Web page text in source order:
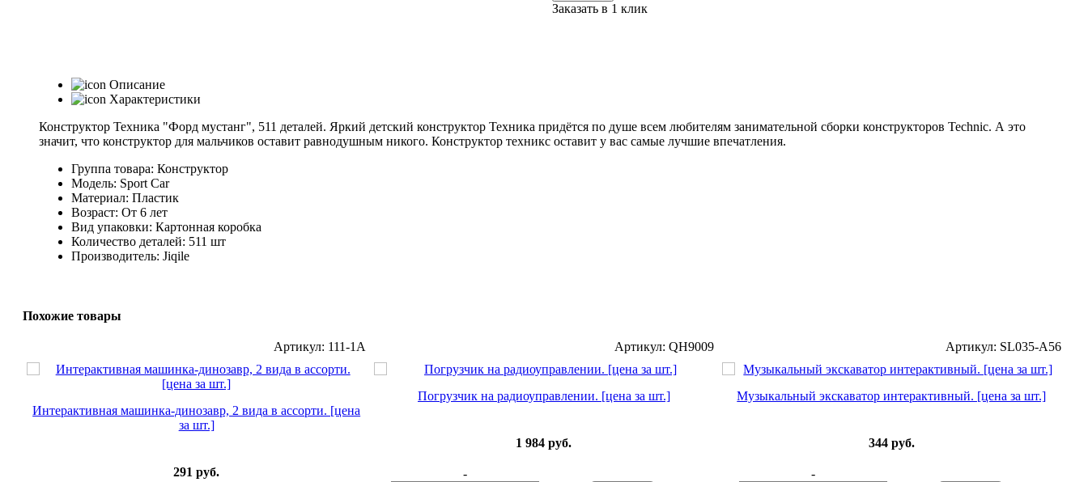
Заказать в 1 клик
Описание
Характеристики
Конструктор Техника "Форд мустанг", 511 деталей. Яркий детский конструктор Техника придётся по душе всем любителям занимательной сборки конструкторов Technic. А это
значит, что конструктор для мальчиков оставит равнодушным никого. Конструктор техникс оставит у вас самые лучшие впечатления.
Группа товара: Конструктор
Модель: Sport Car
Материал: Пластик
Возраст: От 6 лет
Вид упаковки: Картонная коробка
Количество деталей: 511 шт
Производитель: Jiqile
Похожие товары
Артикул: 111-1A
Интерактивная машинка-динозавр, 2 вида в ассорти. [цена
за шт.]
291руб.
Артикул: QH9009
Погрузчик на радиоуправлении. [цена за шт.]
1 984руб.
-
Артикул: SL035-A56
Музыкальный экскаватор интерактивный. [цена за шт.]
344 руб.
-